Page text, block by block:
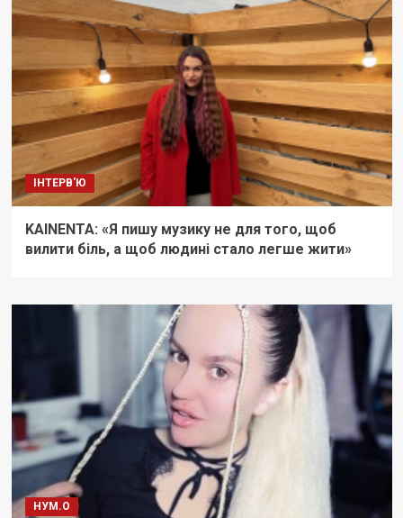
ІНТЕРВ'Ю
KAINENTA: «Я пишу музику не для того, щоб
вилити біль, а щоб людині стало легше жити»
НУМ.О